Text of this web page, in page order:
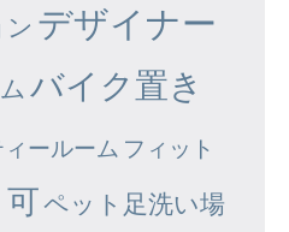
デザイナー
バイク置き
ールーム フィット
ペット足洗い場